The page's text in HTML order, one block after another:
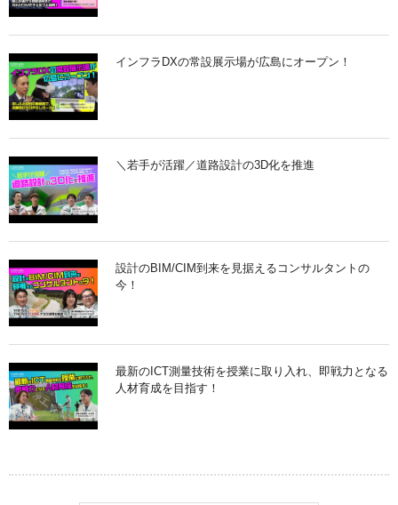
インフラDXの常設展示場が広島にオープン！
＼若手が活躍／道路設計の3D化を推進
設計のBIM/CIM到来を見据えるコンサルタントの
今！
最新のICT測量技術を授業に取り入れ、即戦力となる
人材育成を目指す！